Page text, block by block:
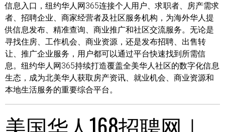
信息入口，纽约华人网365连接个人用户、求职者、房产需求
者、招聘企业、商家经营者及社区服务机构，为海外华人提
供信息发布、精准查询、商业推广和社区交流服务。无论是
寻找住房、工作机会、商业资源，还是发布招聘、出售转
让、推广企业服务，用户都可以通过平台快速找到所需信
息。纽约华人网365持续打造覆盖全美华人社区的数字化信息
生态，成为北美华人获取房产资讯、就业机会、商业资源和
本地生活服务的重要综合平台。
美国华人168招聘网｜